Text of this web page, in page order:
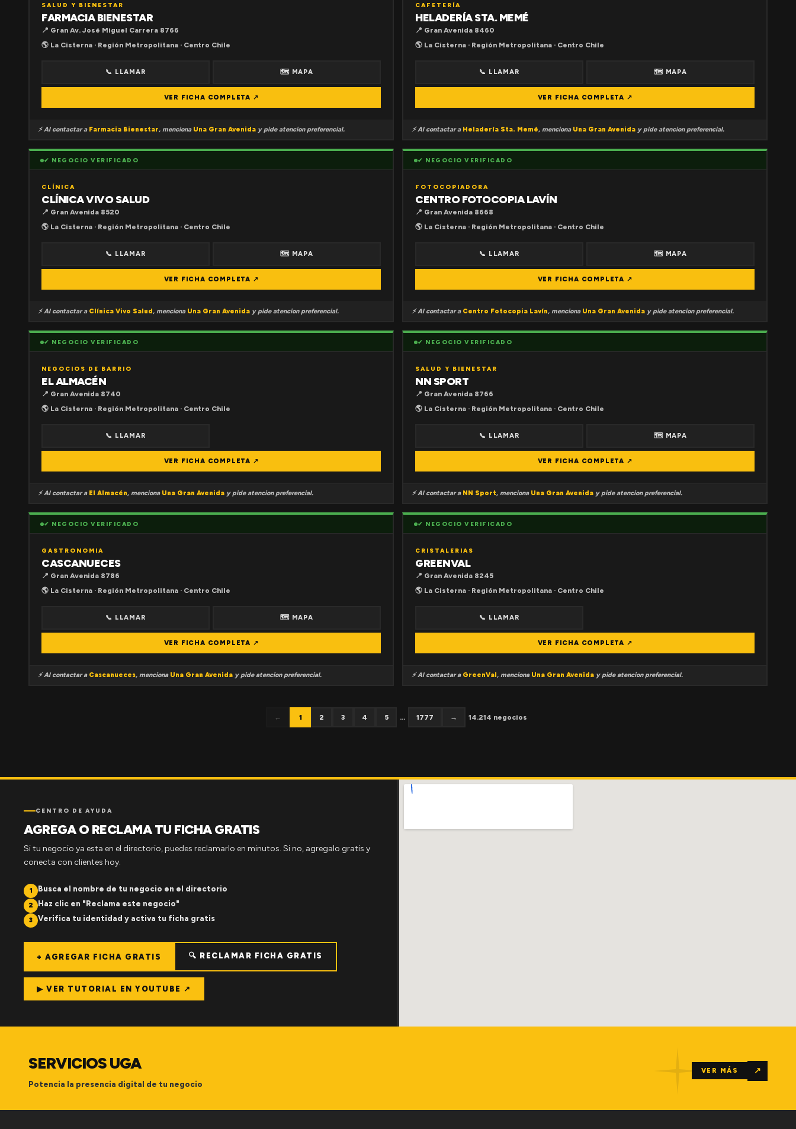
SALUD Y BIENESTAR
FARMACIA BIENESTAR
📍 Gran Av. José Miguel Carrera 8766
🌎 La Cisterna · Región Metropolitana · Centro Chile
📞 LLAMAR 🗺 MAPA
VER FICHA COMPLETA ↗
⚡ Al contactar a Farmacia Bienestar, menciona Una Gran Avenida y pide atencion preferencial.
CAFETERÍA
HELADERÍA STA. MEMÉ
📍 Gran Avenida 8460
🌎 La Cisterna · Región Metropolitana · Centro Chile
📞 LLAMAR 🗺 MAPA
VER FICHA COMPLETA ↗
⚡ Al contactar a Heladería Sta. Memé, menciona Una Gran Avenida y pide atencion preferencial.
✔ NEGOCIO VERIFICADO
CLÍNICA
CLÍNICA VIVO SALUD
📍 Gran Avenida 8520
🌎 La Cisterna · Región Metropolitana · Centro Chile
📞 LLAMAR 🗺 MAPA
VER FICHA COMPLETA ↗
⚡ Al contactar a Clínica Vivo Salud, menciona Una Gran Avenida y pide atencion preferencial.
✔ NEGOCIO VERIFICADO
FOTOCOPIADORA
CENTRO FOTOCOPIA LAVÍN
📍 Gran Avenida 8668
🌎 La Cisterna · Región Metropolitana · Centro Chile
📞 LLAMAR 🗺 MAPA
VER FICHA COMPLETA ↗
⚡ Al contactar a Centro Fotocopia Lavín, menciona Una Gran Avenida y pide atencion preferencial.
✔ NEGOCIO VERIFICADO
NEGOCIOS DE BARRIO
EL ALMACÉN
📍 Gran Avenida 8740
🌎 La Cisterna · Región Metropolitana · Centro Chile
📞 LLAMAR
VER FICHA COMPLETA ↗
⚡ Al contactar a El Almacén, menciona Una Gran Avenida y pide atencion preferencial.
✔ NEGOCIO VERIFICADO
SALUD Y BIENESTAR
NN SPORT
📍 Gran Avenida 8766
🌎 La Cisterna · Región Metropolitana · Centro Chile
📞 LLAMAR 🗺 MAPA
VER FICHA COMPLETA ↗
⚡ Al contactar a NN Sport, menciona Una Gran Avenida y pide atencion preferencial.
✔ NEGOCIO VERIFICADO
GASTRONOMIA
CASCANUECES
📍 Gran Avenida 8786
🌎 La Cisterna · Región Metropolitana · Centro Chile
📞 LLAMAR 🗺 MAPA
VER FICHA COMPLETA ↗
⚡ Al contactar a Cascanueces, menciona Una Gran Avenida y pide atencion preferencial.
✔ NEGOCIO VERIFICADO
CRISTALERIAS
GREENVAL
📍 Gran Avenida 8245
🌎 La Cisterna · Región Metropolitana · Centro Chile
📞 LLAMAR
VER FICHA COMPLETA ↗
⚡ Al contactar a GreenVal, menciona Una Gran Avenida y pide atencion preferencial.
← 1 2 3 4 5 ... 1777 → 14.214 negocios
CENTRO DE AYUDA
AGREGA O RECLAMA TU FICHA GRATIS
Si tu negocio ya esta en el directorio, puedes reclamarlo en minutos. Si no, agregalo gratis y
conecta con clientes hoy.
1 Busca el nombre de tu negocio en el directorio
2 Haz clic en "Reclama este negocio"
3 Verifica tu identidad y activa tu ficha gratis
+ AGREGAR FICHA GRATIS 🔍 RECLAMAR FICHA GRATIS
▶ VER TUTORIAL EN YOUTUBE ↗
SERVICIOS UGA
Potencia la presencia digital de tu negocio
VER MÁS ↗